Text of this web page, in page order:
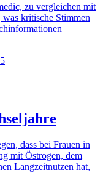
zu vergleichen mit
kritische Stimmen
dass bei Frauen in
mit Östrogen, dem
Langzeitnutzen hat,